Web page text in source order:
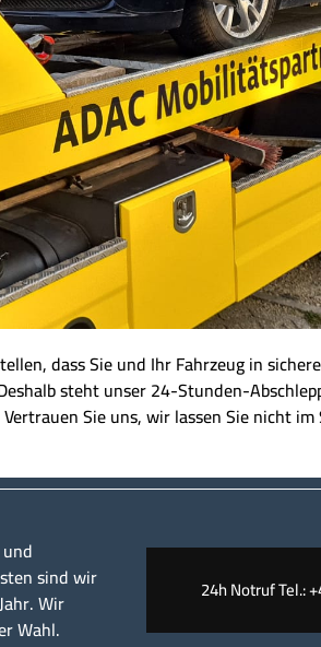
dass Sie und Ihr Fahrzeug in
steht unser 24-Stunden-
Sie uns, wir lassen Sie nicht im
sind wir
Wir
Wahl.
24h Notruf Tel.: